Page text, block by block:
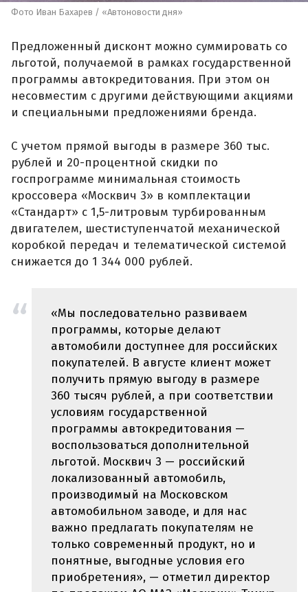
Фото Иван Бахарев / «Автоновости дня»
Предложенный дисконт можно суммировать со
льготой, получаемой в рамках государственной
программы автокредитования. При этом он
несовместим с другими действующими акциями
и специальными предложениями бренда.
С учетом прямой выгоды в размере 360 тыс.
рублей и 20-процентной скидки по
госпрограмме минимальная стоимость
кроссовера «Москвич 3» в комплектации
«Стандарт» с 1,5-литровым турбированным
двигателем, шестиступенчатой механической
коробкой передач и телематической системой
снижается до 1 344 000 рублей.
«Мы последовательно развиваем
программы, которые делают
автомобили доступнее для российских
покупателей. В августе клиент может
получить прямую выгоду в размере
360 тысяч рублей, а при соответствии
условиям государственной
программы автокредитования —
воспользоваться дополнительной
льготой. Москвич 3 — российский
локализованный автомобиль,
производимый на Московском
автомобильном заводе, и для нас
важно предлагать покупателям не
только современный продукт, но и
понятные, выгодные условия его
приобретения», — отметил директор